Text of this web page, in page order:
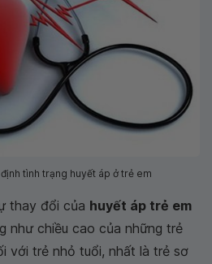
tình trạng huyết áp ở trẻ em
thay đổi của huyết áp trẻ em
như chiều cao của những trẻ
với trẻ nhỏ tuổi, nhất là trẻ sơ